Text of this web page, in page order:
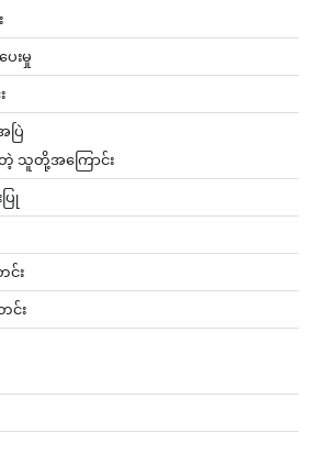
းမှု
ြဲ
သူတို့အကြောင်း
ြု
င်း
င်း